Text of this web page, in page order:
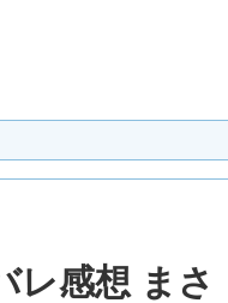
レ感想 まさ